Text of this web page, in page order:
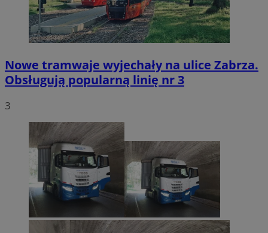
Nowe tramwaje wyjechały na ulice Zabrza.
Obsługują popularną linię nr 3
3